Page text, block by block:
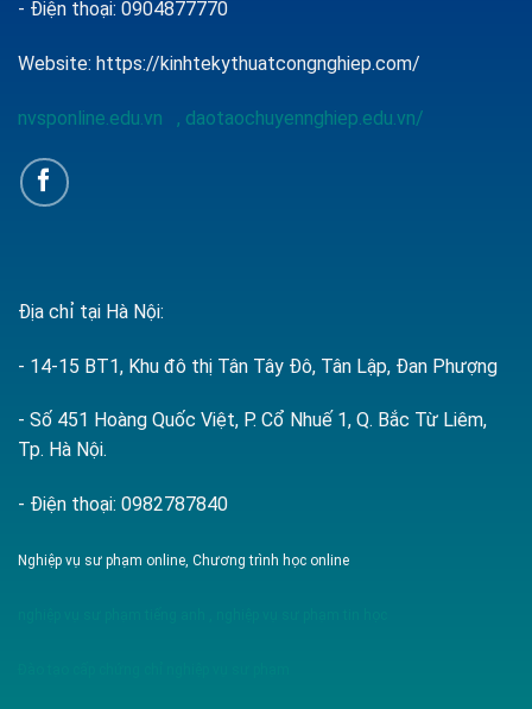
- Điện thoại: 0904877770
Website: https://kinhtekythuatcongnghiep.com/
nvsponline.edu.vn , daotaochuyennghiep.edu.vn/
Địa chỉ tại Hà Nội:
- 14-15 BT1, Khu đô thị Tân Tây Đô, Tân Lập, Đan Phượng
- Số 451 Hoàng Quốc Việt, P. Cổ Nhuế 1, Q. Bắc Từ Liêm,
Tp. Hà Nội.
- Điện thoại: 0982787840
Nghiệp vụ sư phạm online, Chương trình học online